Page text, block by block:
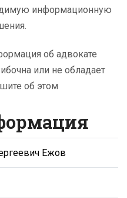
информационную
об адвокате
или не обладает
об этом
Ежов